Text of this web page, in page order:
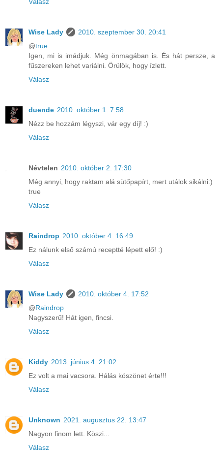
Wise Lady
2010. szeptember 30. 20:41
@true
Igen, mi is imádjuk. Még önmagában is. És hát persze, a
fűszereken lehet variálni. Örülök, hogy ízlett.
Válasz
duende 2010. október 1. 7:58
Nézz be hozzám légyszi, vár egy díj! :)
Válasz
Névtelen 2010. október 2. 17:30
Még annyi, hogy raktam alá sütőpapírt, mert utálok sikálni:)
true
Válasz
Raindrop 2010. október 4. 16:49
Ez nálunk első számú receptté lépett elő! :)
Válasz
Wise Lady
2010. október 4. 17:52
@Raindrop
Nagyszerű! Hát igen, fincsi.
Válasz
Kiddy 2013. június 4. 21:02
Ez volt a mai vacsora. Hálás köszönet érte!!!
Válasz
Unknown 2021. augusztus 22. 13:47
Nagyon finom lett. Köszi...
Válasz